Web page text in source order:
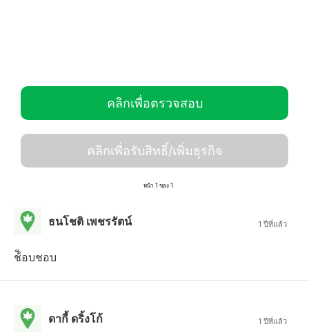
คลิกเพื่อตรวจสอบ
คลิกเพื่อรับสิทธิ์/เพิ่มธุรกิจ
หน้า 1 ของ 1
ธนโชติ เพชรรัตน์ 1 ปีที่แล้ว
ช้ิอบชอบ
ดากี้ ดริ้งโก้ 1 ปีที่แล้ว